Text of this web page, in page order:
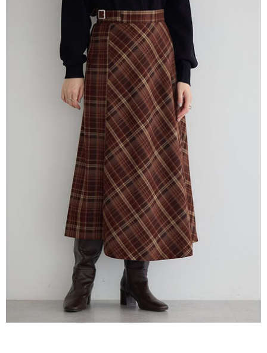
1.分期款項不併入電信帳單，「大哥付你分期」於每月結算日後寄送繳費提
2.透過簡訊連結打開帳單後，可選擇「超商條碼／台灣大直營門市／銀行轉
帳／街口支付／iPASS MONEY」等通路繳費。
1.本服務係由「台灣大哥大股份有限公司」（以下簡稱本公司）所提供，讓
用戶於交易時，得透過本服務購買商品或服務，並由商店將買賣／分期付款
買賣價金債權讓與本公司後，依約使用本公司帳單繳交帳款。
2.基於同意付款使用「大哥付你分期」之契約關係目的，商店將以您的個人
資料（包含姓名、電話或地址）提供予台灣大哥大進項蒐集、處理及利用，
由本公司與您本人進行分期帳單所需資料之確認、核對及更正。
3.完整用戶服務條款，請詳閱以下連結：https://oppay.tw/userRule
【「AFTEE先享後付」結帳流程】
１．於結帳方式選擇「AFTEE先享後付」後，將跳轉至「AFTEE先享後付」
結帳頁面，進行簡訊認證並確認金額後，即可完成結帳。
２．訂單成立數日內，您將收到繳費通知簡訊。
３．收到繳費通知簡訊後14天內，點擊此簡訊中的連結，可透過四大超商／
ATM／網路銀行／等多元方式進行付款，方視為交易完成。
※ 請注意：結帳手續完成當下不需立刻繳費，但若您需要取消訂單，請聯絡
購買商品的店家。未經商家同意取消之訂單仍視為有效，需透過AFTEE先享
後付繳納相關費用。
※ 交易是否成功請以「AFTEE先享後付 」之結帳頁面顯示為準，若有關於
是否繳費成功／繳費後需取消欲退款等相關疑問，請聯繫「AFTEE先享後付
https://netprotections.freshdesk.com/support/home
１．透過由恩沛科技股份有限公司提供之「AFTEE先享後付」服務完成之交
易，需依本服務之必要範圍內提供個人資料，並將交易相關給付款項請求債
權轉讓予恩沛科技股份有限公司。
２．關於個人資料處理事宜，請瀏覽以下網址：
https://aftee.tw/terms/#terms3
３．未成年的使用者請事先徵得法定代理人或監護人之同意方可使用
「AFTEE先享後付」，若未經同意申辦者引起之損失，本公司不負相關責
４．使用「AFTEE先享後付」時，將依據個別帳號之用戶狀況，依本公司即
時審查核予不同之上限額度；若仍有額度不足之情形，本公司將視審查結果
請求用戶進行身份認證。
５．嚴禁一人註冊多個帳號或使用他人資訊註冊。若發現惡意使用之情形，
恩沛科技股份有限公司將有權停止該用戶之使用額度並採取法律行動。
每筆NT$60，滿NT$388(含以上)免運費
每筆NT$60，滿NT$388(含以上)免運費
萊爾富取貨付款
每筆NT$60，滿NT$888(含以上)免運費
每筆NT$60，滿NT$888(含以上)免運費
每筆NT$60，滿NT$888(含以上)免運費
每筆NT$60，滿NT$888(含以上)免運費
每筆NT$90，滿NT$888(含以上)免運費